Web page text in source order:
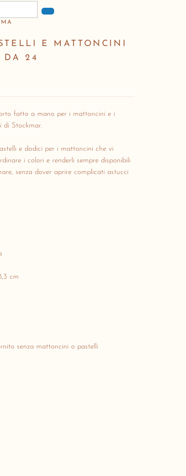
E MATTONCINI
DA 24
fatto a mano per i mattoncini e i
di Stockmar.
e dodici per i mattoncini che vi
i colori e renderli sempre disponibili
senza dover aprire complicati astucci
cm
senza mattoncini o pastelli